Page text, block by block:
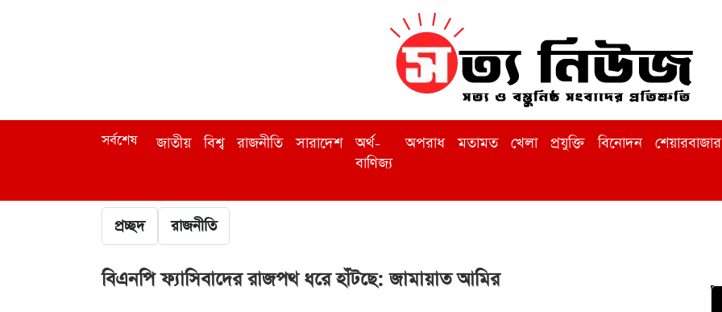
সর্বশেষ জাতীয় বিশ্ব রাজনীতি সারাদেশ
অর্থ-
বাণিজ্য
অপরাধ মতামত খেলা প্রযুক্তি বিনোদন শেয়ারবাজার
প্রচ্ছদ রাজনীতি
বিএনপি ফ্যাসিবাদের রাজপথ ধরে হাঁটছে: জামায়াত আমির